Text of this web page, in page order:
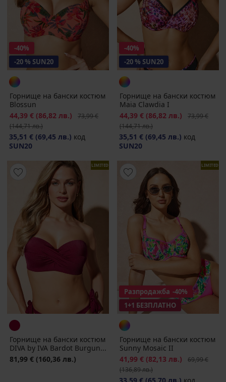
-40%
-20 % SUN20
Горнище на бански костюм
Blossun
Намаление
44,39 € (86,82 лв.) Първоначална цена
73,99 €
(144,71 лв.)
35,51 € (69,45 лв.) код
SUN20
-40%
-20 % SUN20
Горнище на бански костюм
Maia Clawdia I
Намаление
44,39 € (86,82 лв.)
73,99 €
(144,71 лв.)
35,51 € (69,45 лв.) код
SUN20
LIMITED
Горнище на бански костюм
DIVA by IVA Bardot Burgun...
81,99 € (160,36 лв.)
LIMITED
Разпродажба -40%
1+1 БЕЗПЛАТНО
Горнище на бански костюм
Sunny Mosaic II
Намаление
41,99 € (82,13 лв.)
69,99 €
(136,89 лв.)
33,59 € (65,70 лв.) код